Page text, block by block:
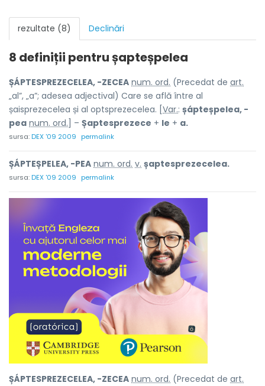
rezultate (8) Declinări
8 definiții pentrușapteșpelea
ȘÁPTESPREZECELEA, -ZECEA num. ord. (Precedat de art.
„al”, „a”; adesea adjectival) Care se află între al
șaisprezecelea și al optsprezecelea. [ Var.: șápteșpelea, -
pea num. ord. ] – Șaptesprezece + le + a.
sursa:DEX '09 2009 permalink
ȘÁPTEȘPELEA, -PEA num. ord. v. șaptesprezecelea.
sursa:DEX '09 2009 permalink
ȘÁPTESPREZECELEA, -ZECEA num. ord. (Precedat de art.